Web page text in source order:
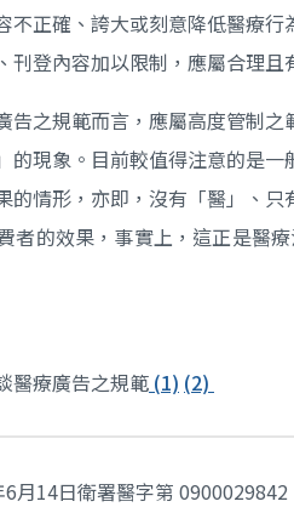
不正確、誇大或刻意降低醫療
刊登內容加以限制，應屬合理且
告之規範而言，應屬高度管制
的現象。目前較值得注意的是
的情形，亦即，沒有「醫」、
者的效果，事實上，這正是醫
醫療廣告之規範 (1) (2)
月14日衛署醫字第